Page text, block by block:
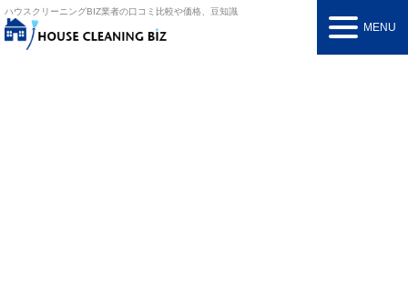
ハウスクリーニングBIZ業者の口コミ比較や価格、豆知識
MENU